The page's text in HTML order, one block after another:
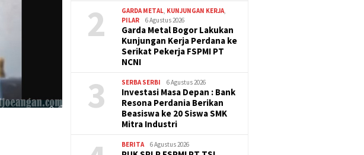
2 GARDA METAL KUNJUNGAN KERJA
PILAR
6 Agustus 2026
Garda Metal Bogor Lakukan
Kunjungan Kerja Perdana ke
Serikat Pekerja FSPMI PT
NCNI
3 SERBA SERBI 6 Agustus 2026
Investasi Masa Depan : Bank
Resona Perdania Berikan
Beasiswa ke 20 Siswa SMK
Mitra Industri
BERITA 6 Agustus 2026